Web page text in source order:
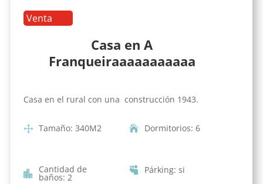
Venta
Casa en A
Franqueiraaaaaaaaaaa
Casa en el rural con una construcción 1943.
Tamaño: 340M2 Dormitorios: 6
Cantidad de
baños: 2
Párking: si